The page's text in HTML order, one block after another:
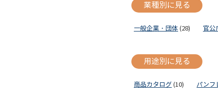
業種別に見る
一般企業・団体 (28) 官公
用途別に見る
商品カタログ (10)
パンフ